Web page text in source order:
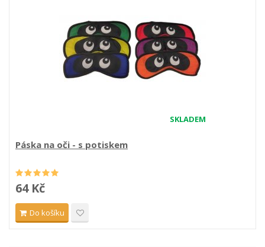
SKLADEM
Páska na oči - s potiskem
64 Kč
Do košíku